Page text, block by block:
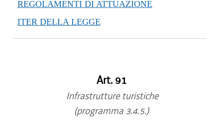
REGOLAMENTI DI ATTUAZIONE
ITER DELLA LEGGE
Art. 91
Infrastrutture turistiche
(programma 3.4.5.)